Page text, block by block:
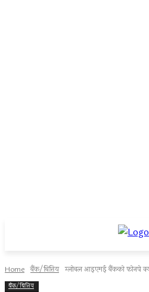
Home बैंक/बित्तिय ग्लोबल आइएमई बैंकको फोनपे
बैंक/बित्तिय